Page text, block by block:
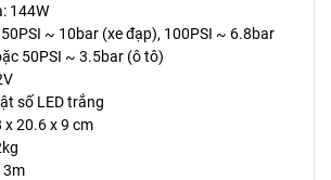
144W
~ 10bar (xe đạp), 100PSI ~ 6.8bar
50PSI ~ 3.5bar (ô tô)
số LED trắng
x 20.6 x 9 cm
3m